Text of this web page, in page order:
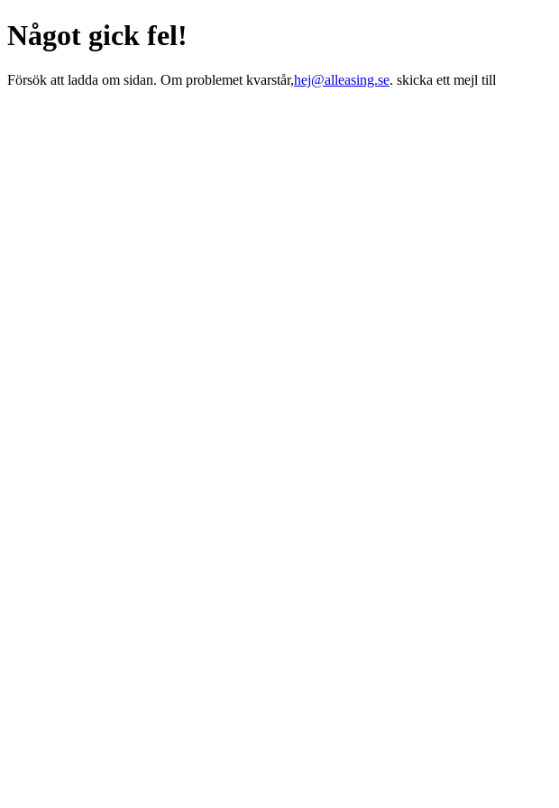
Något gick fel!
Försök att ladda om sidan. Om problemet kvarstår,hej@alleasing.se. skicka ett mejl till